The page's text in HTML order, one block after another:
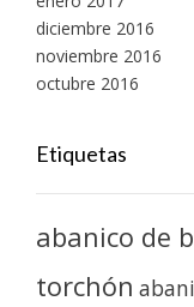
diciembre 2016
noviembre 2016
octubre 2016
Etiquetas
abanico de
torchón